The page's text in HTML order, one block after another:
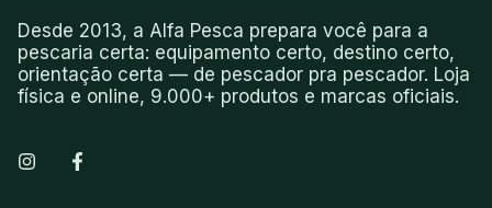
Desde 2013, a Alfa Pesca prepara você para a
pescaria certa: equipamento certo, destino certo,
orientação certa — de pescador pra pescador. Loja
física e online, 9.000+ produtos e marcas oficiais.